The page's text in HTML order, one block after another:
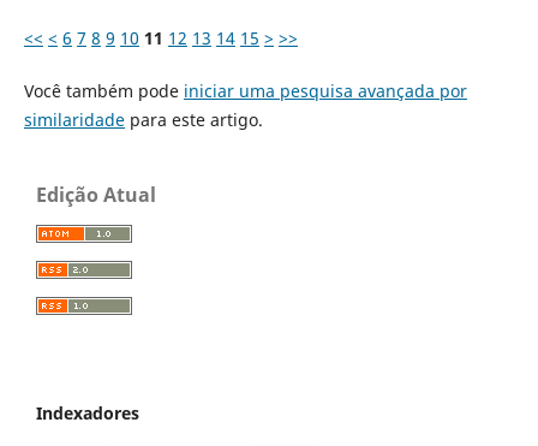
<< < 6 7 8 9 10 11 12 13 14 15 > >>
Você também pode iniciar uma pesquisa avançada por
similaridadepara este artigo.
Edição Atual
Indexadores